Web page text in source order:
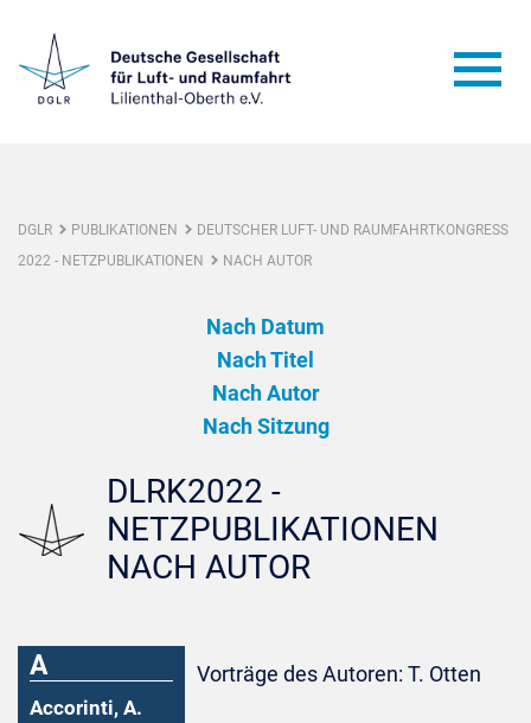
DGLR PUBLIKATIONEN
DEUTSCHER LUFT- UND RAUMFAHRTKONGRESS
2022 - NETZPUBLIKATIONEN
NACH AUTOR
Nach Datum
Nach Titel
Nach Autor
Nach Sitzung
DLRK2022 -
NETZPUBLIKATIONEN
NACH AUTOR
A
Accorinti, A.
Vorträge des Autoren: T. Otten